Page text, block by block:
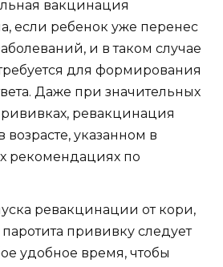
вакцинация
если ребенок уже перенес
и в таком случае
для формирования
Даже при значительных
ревакцинация
возрасте, указанном в
рекомендациях по
ревакцинации от кори,
прививку следует
удобное время, чтобы